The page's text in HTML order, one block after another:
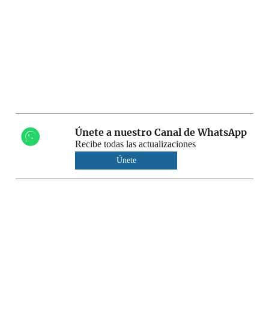
Únete a nuestro Canal de WhatsApp
Recibe todas las actualizaciones
Únete